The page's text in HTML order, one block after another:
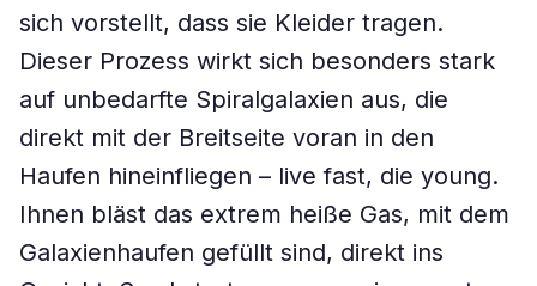
sich vorstellt, dass sie Kleider tragen.
Dieser Prozess wirkt sich besonders stark
auf unbedarfte Spiralgalaxien aus, die
direkt mit der Breitseite voran in den
Haufen hineinfliegen – live fast, die young.
Ihnen bläst das extrem heiße Gas, mit dem
Galaxienhaufen gefüllt sind, direkt ins